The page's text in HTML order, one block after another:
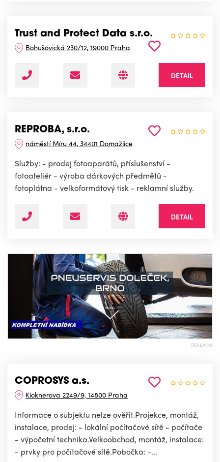
Trust and Protect Data s.r.o.
Bohušovická 230/12, 19000 Praha
DETAIL
REPROBA, s.r.o.
náměstí Míru 44, 34401 Domažlice
Služby: - prodej fotoaparátů, příslušenství -
fotoateliér - výroba dárkových předmětů -
fotoplátna - velkoformátový tisk - reklamní služby.
DETAIL
REKLAMA
COPROSYS a.s.
Kloknerova 2249/9, 14800 Praha
Informace o subjektu nelze ověřit.Projekce, montáž,
instalace, prodej: - lokální počítačové sítě - počítače
- výpočetní technika.Velkoobchod, montáž, instalace:
- prvky pro počítačové sítě.Pobočka: -...